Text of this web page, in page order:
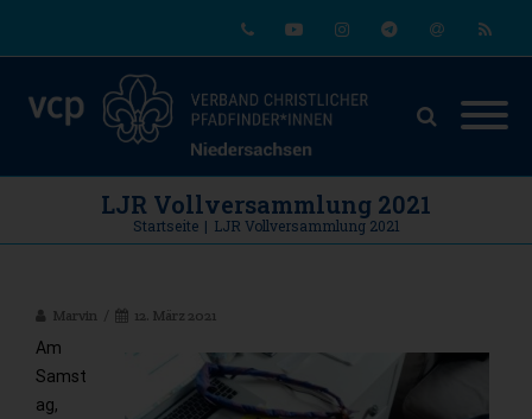
LJR Vollversammlung 2021
Startseite | LJR Vollversammlung 2021
Marvin 12. März 2021
Am
Samst
ag,